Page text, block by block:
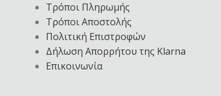
Τρόποι Πληρωμής
Τρόποι Αποστολής
Πολιτική Επιστροφών
Δήλωση Απορρήτου της Klarna
Επικοινωνία